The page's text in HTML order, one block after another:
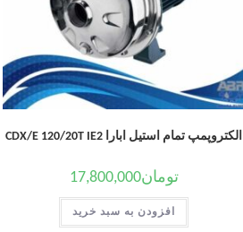
الکتروپمپ تمام استیل ابارا CDX/E 120/20T IE2
تومان17,800,000
افزودن به سبد خرید